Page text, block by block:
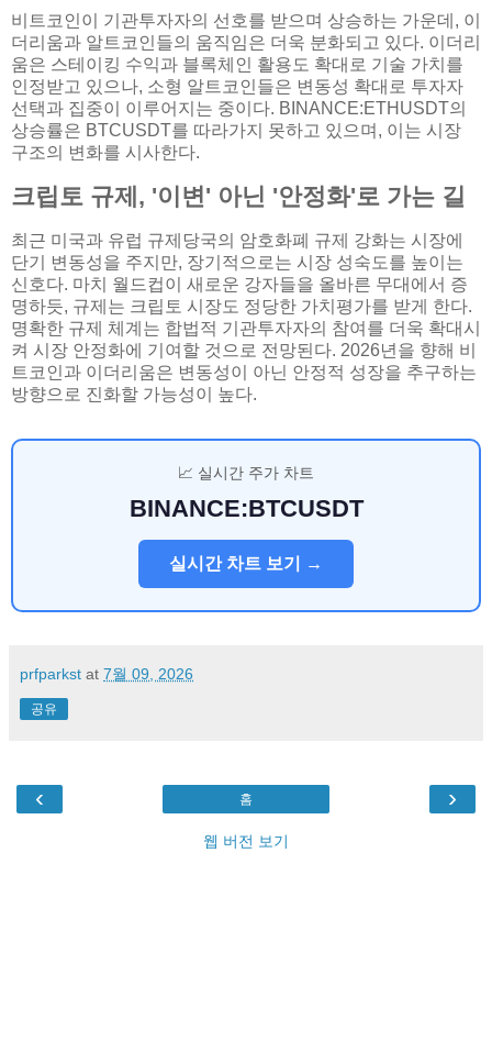
비트코인이 기관투자자의 선호를 받으며 상승하는 가운데, 이
더리움과 알트코인들의 움직임은 더욱 분화되고 있다. 이더리
움은 스테이킹 수익과 블록체인 활용도 확대로 기술 가치를
인정받고 있으나, 소형 알트코인들은 변동성 확대로 투자자
선택과 집중이 이루어지는 중이다. BINANCE:ETHUSDT의
상승률은 BTCUSDT를 따라가지 못하고 있으며, 이는 시장
구조의 변화를 시사한다.
크립토 규제, '이변' 아닌 '안정화'로 가는 길
최근 미국과 유럽 규제당국의 암호화폐 규제 강화는 시장에
단기 변동성을 주지만, 장기적으로는 시장 성숙도를 높이는
신호다. 마치 월드컵이 새로운 강자들을 올바른 무대에서 증
명하듯, 규제는 크립토 시장도 정당한 가치평가를 받게 한다.
명확한 규제 체계는 합법적 기관투자자의 참여를 더욱 확대시
켜 시장 안정화에 기여할 것으로 전망된다. 2026년을 향해 비
트코인과 이더리움은 변동성이 아닌 안정적 성장을 추구하는
방향으로 진화할 가능성이 높다.
📈 실시간 주가 차트
BINANCE:BTCUSDT
실시간 차트 보기 →
prfparkst at 7월 09, 2026
공유
‹ ›
홈
웹 버전 보기